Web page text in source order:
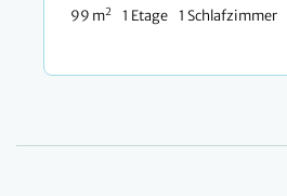
99 m2 1 Etage 1 Schlafzimmer